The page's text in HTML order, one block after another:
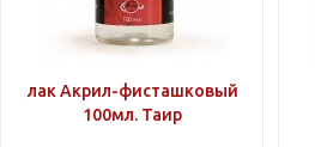
лак Акрил-фисташковый
100мл. Таир